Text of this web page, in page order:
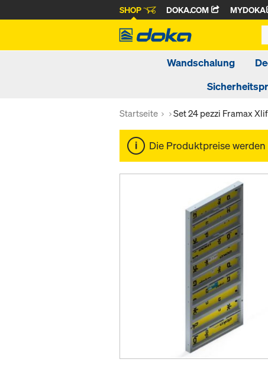
SHOP DOKA.COM MYDOKA
Wandschalung
Startseite Set 24 pezzi Framax
Die Produktpreise